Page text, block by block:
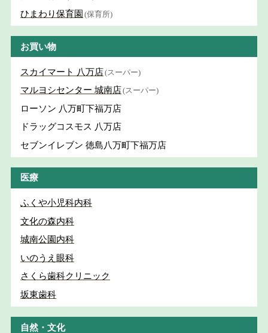
ひまわり保育園 (保育所)
お買い物
スカイマート 八万店(スーパー)
マルヨシセンター 城南店(スーパー)
ローソン 八万町下福万店
ドラッグコスモス 八万店
セブンイレブン 徳島八万町下福万店
医療
ふくや小児科内科
文化の森内科
城南公園内科
いのうえ眼科
さくら歯科クリニック
坂東歯科
自然・文化